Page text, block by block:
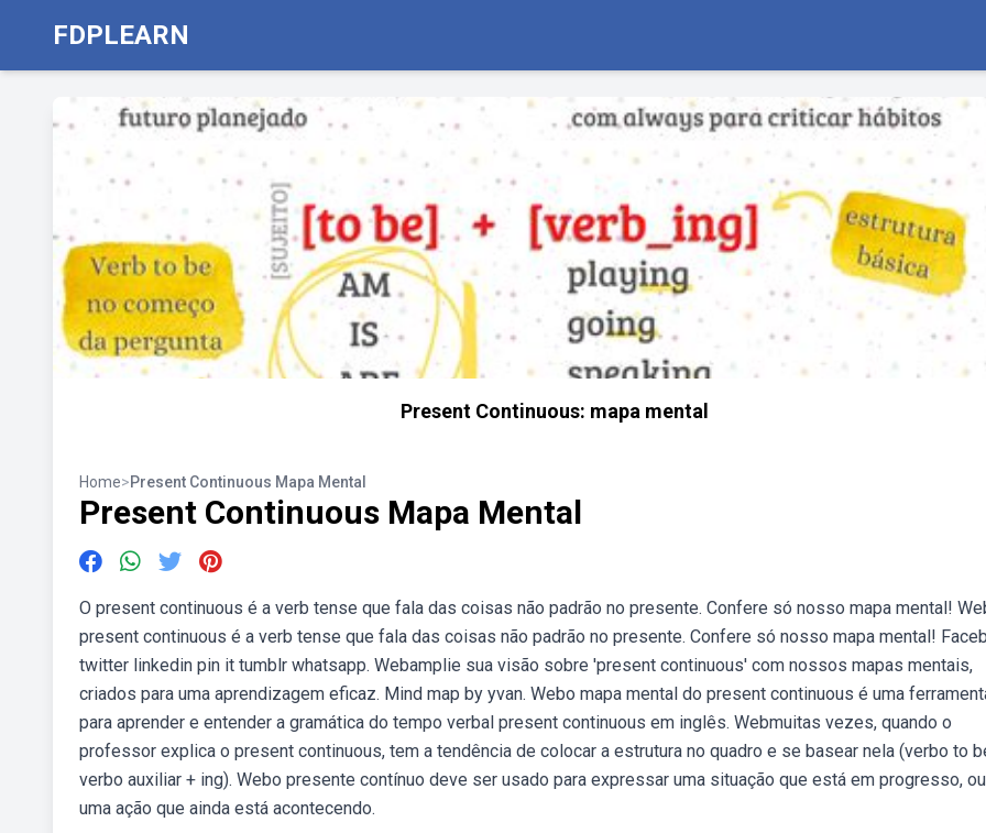
FDPLEARN
Present Continuous: mapa mental
Home>Present Continuous Mapa Mental
Present Continuous Mapa Mental
O present continuous é a verb tense que fala das coisas não padrão no presente. Confere só nosso mapa mental!
present continuous é a verb tense que fala das coisas não padrão no presente. Confere só nosso mapa mental!
twitter linkedin pin it tumblr whatsapp. Webamplie sua visão sobre 'present continuous' com nossos mapas mentais,
criados para uma aprendizagem eficaz. Mind map by yvan. Webo mapa mental do present continuous é uma
para aprender e entender a gramática do tempo verbal present continuous em inglês. Webmuitas vezes, quando o
professor explica o present continuous, tem a tendência de colocar a estrutura no quadro e se basear nela (verbo to
verbo auxiliar + ing). Webo presente contínuo deve ser usado para expressar uma situação que está em progresso,
uma ação que ainda está acontecendo.